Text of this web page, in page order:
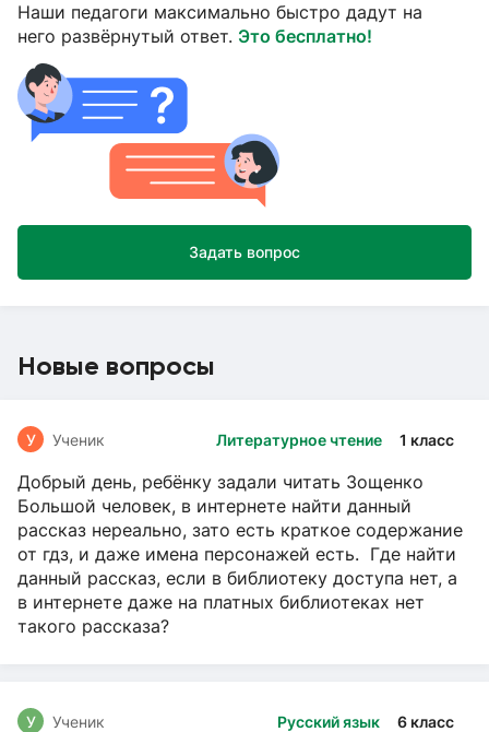
Наши педагоги максимально быстро дадут на
него развёрнутый ответ. Это бесплатно!
Задать вопрос
Новые вопросы
Литературное чтение 1 класс
У Ученик
Добрый день, ребёнку задали читать Зощенко
Большой человек, в интернете найти данный
рассказ нереально, зато есть краткое содержание
от гдз, и даже имена персонажей есть. Где найти
данный рассказ, если в библиотеку доступа нет, а
в интернете даже на платных библиотеках нет
такого рассказа?
Русский язык 6 класс
У Ученик